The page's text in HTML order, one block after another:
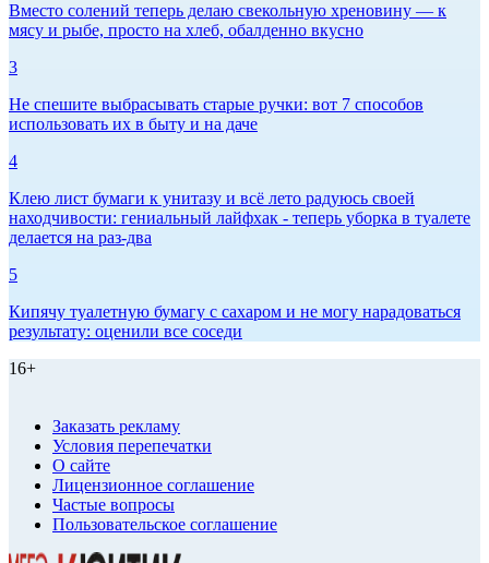
Вместо солений теперь делаю свекольную хреновину — к
мясу и рыбе, просто на хлеб, обалденно вкусно
3
Не спешите выбрасывать старые ручки: вот 7 способов
использовать их в быту и на даче
4
Клею лист бумаги к унитазу и всё лето радуюсь своей
находчивости: гениальный лайфхак - теперь уборка в туалете
делается на раз-два
5
Кипячу туалетную бумагу с сахаром и не могу нарадоваться
результату: оценили все соседи
16+
Заказать рекламу
Условия перепечатки
О сайте
Лицензионное соглашение
Частые вопросы
Пользовательское соглашение